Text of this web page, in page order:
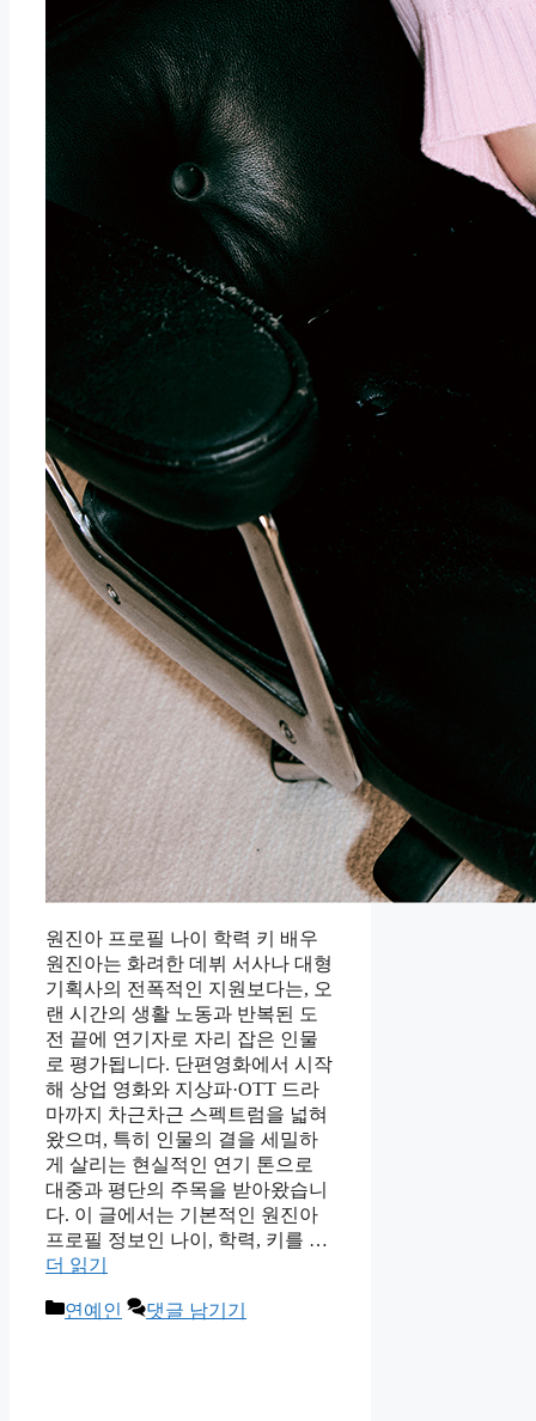
원진아 프로필 나이 학력 키 배우
원진아는 화려한 데뷔 서사나 대형
기획사의 전폭적인 지원보다는, 오
랜 시간의 생활 노동과 반복된 도
전 끝에 연기자로 자리 잡은 인물
로 평가됩니다. 단편영화에서 시작
해 상업 영화와 지상파·OTT 드라
마까지 차근차근 스펙트럼을 넓혀
왔으며, 특히 인물의 결을 세밀하
게 살리는 현실적인 연기 톤으로
대중과 평단의 주목을 받아왔습니
다. 이 글에서는 기본적인 원진아
프로필 정보인 나이, 학력, 키를 …
더 읽기
카
연예인 댓글 남기기